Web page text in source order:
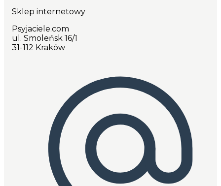
Sklep internetowy
Psyjaciele.com
ul. Smoleńsk 16/1
31-112 Kraków